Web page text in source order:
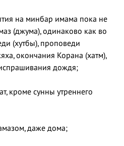
на минбар имама пока не
(джума), одинаково как во
(хутбы), проповеди
окончания Корана (хатм),
дождя;
кроме сунны утреннего
даже дома;